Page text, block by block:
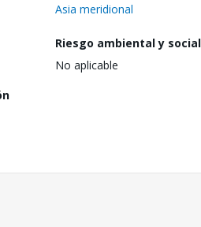
Asia meridional
Riesgo ambiental y social
No aplicable